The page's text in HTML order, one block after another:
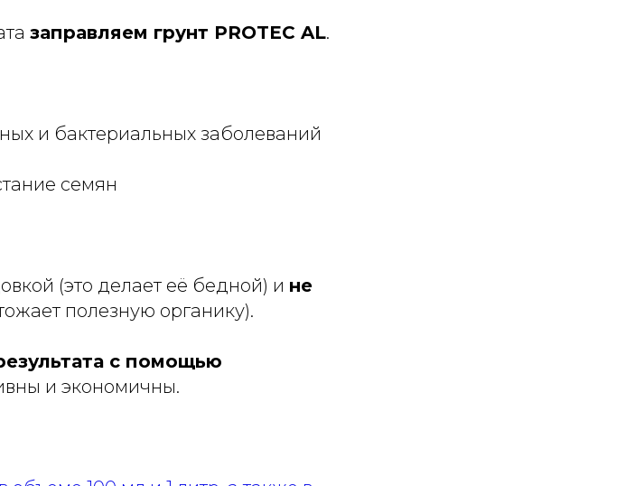
заправляем грунт PROTEC AL.
и бактериальных заболеваний
семян
(это делает её бедной) и не
полезную органику).
с помощью
и экономичны.